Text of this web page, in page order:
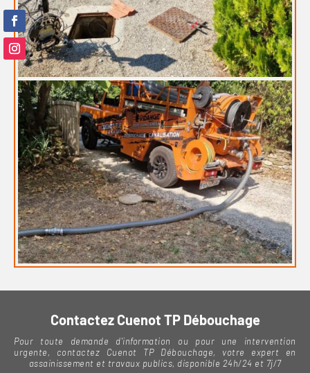
Contactez Cuenot TP Débouchage
Pour toute demande d'information ou pour une intervention
urgente, contactez Cuenot TP Débouchage, votre expert en
assainissement et travaux publics, disponible 24h/24 et 7j/7